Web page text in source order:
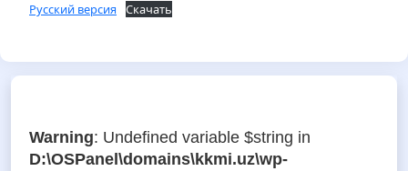
Русский версия Скачать
Warning: Undefined variable $string in
D:\OSPanel\domains\kkmi.uz\wp-